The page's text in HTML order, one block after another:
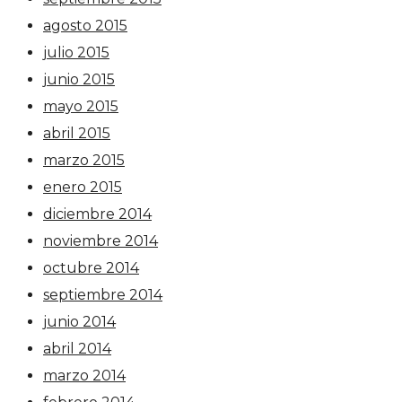
agosto 2015
julio 2015
junio 2015
mayo 2015
abril 2015
marzo 2015
enero 2015
diciembre 2014
noviembre 2014
octubre 2014
septiembre 2014
junio 2014
abril 2014
marzo 2014